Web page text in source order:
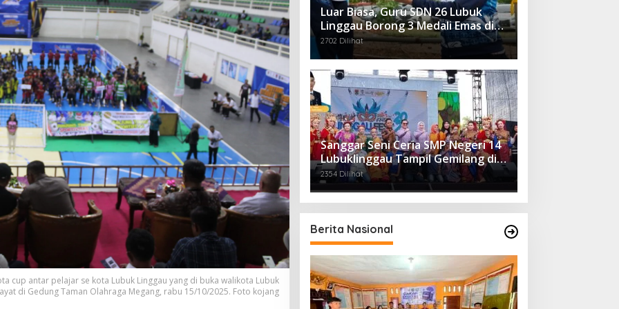
cup antar pelajar se kota Lubuk Linggau yang di buka walikota Lubuk
di Gedung Taman Olahraga Megang, rabu 15/10/2025. Foto kojang
Luar Biasa, Guru SDN 26 Lubuk
Linggau Borong 3 Medali Emas di
Tiga Cabor Berbeda
2702 Dilihat
Sanggar Seni Ceria SMP Negeri 14
Lubuklinggau Tampil Gemilang di
Linggau Fest 2025
2354 Dilihat
Berita Nasional